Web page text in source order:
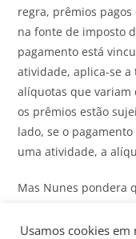
regra, prêmios
na fonte de imposto
pagamento está
atividade, aplica-se a
alíquotas que variam
os prêmios estão
lado, se o
uma atividade, a
Mas Nunes pondera
legislação brasileira
Usamos cookies em